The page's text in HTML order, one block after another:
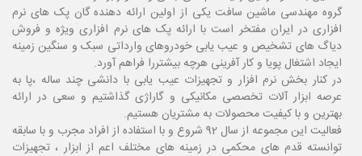
گروه مهندسی ماشین سافت یکی از اولین ارائه دهنده گان پک های نرم
افزاری در ایران مفتخر است با ارائه پک های نرم افزاری ویژه و فروش
دیاگ های تشخیص و عیب یابی خودروهای وارداتی سبک و سنگین زمینه
ایجاد اشتغال پویا و کار آفرینی هرچه بیشتررا فراهم آورد.
در کنار بخش نرم افزار و تجهیزات عیب یابی با دانشی چند ساله ،پا به
عرصه ابزار آلات تخصصی مکانیکی و گاراژی گذاشتیم و سعی در ارائه
بهترین و با کیفیت محصولات به مشتریان هستیم.
فعالیت این مجموعه از سال 92 شروع و با استفاده از افراد مجرب و با سابقه
توانسته قدم های محکمی در زمینه های مختلف اعم از ابزار ، تجهیزات